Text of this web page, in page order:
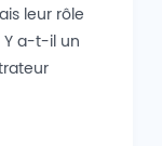
leur rôle
Y a-t-il un